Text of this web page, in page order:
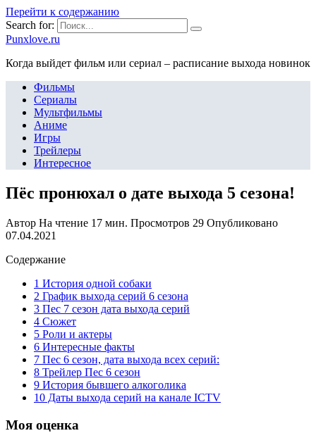
Перейти к содержанию
Search for:
Punxlove.ru
Когда выйдет фильм или сериал – расписание выхода новинок
Фильмы
Сериалы
Мультфильмы
Аниме
Игры
Трейлеры
Интересное
Пёс пронюхал о дате выхода 5 сезона!
Автор На чтение 17 мин. Просмотров 29 Опубликовано
07.04.2021
Содержание
1 История одной собаки
2 График выхода серий 6 сезона
3 Пес 7 сезон дата выхода серий
4 Сюжет
5 Роли и актеры
6 Интересные факты
7 Пес 6 сезон, дата выхода всех серий:
8 Трейлер Пес 6 сезон
9 История бывшего алкоголика
10 Даты выхода серий на канале ICTV
Моя оценка